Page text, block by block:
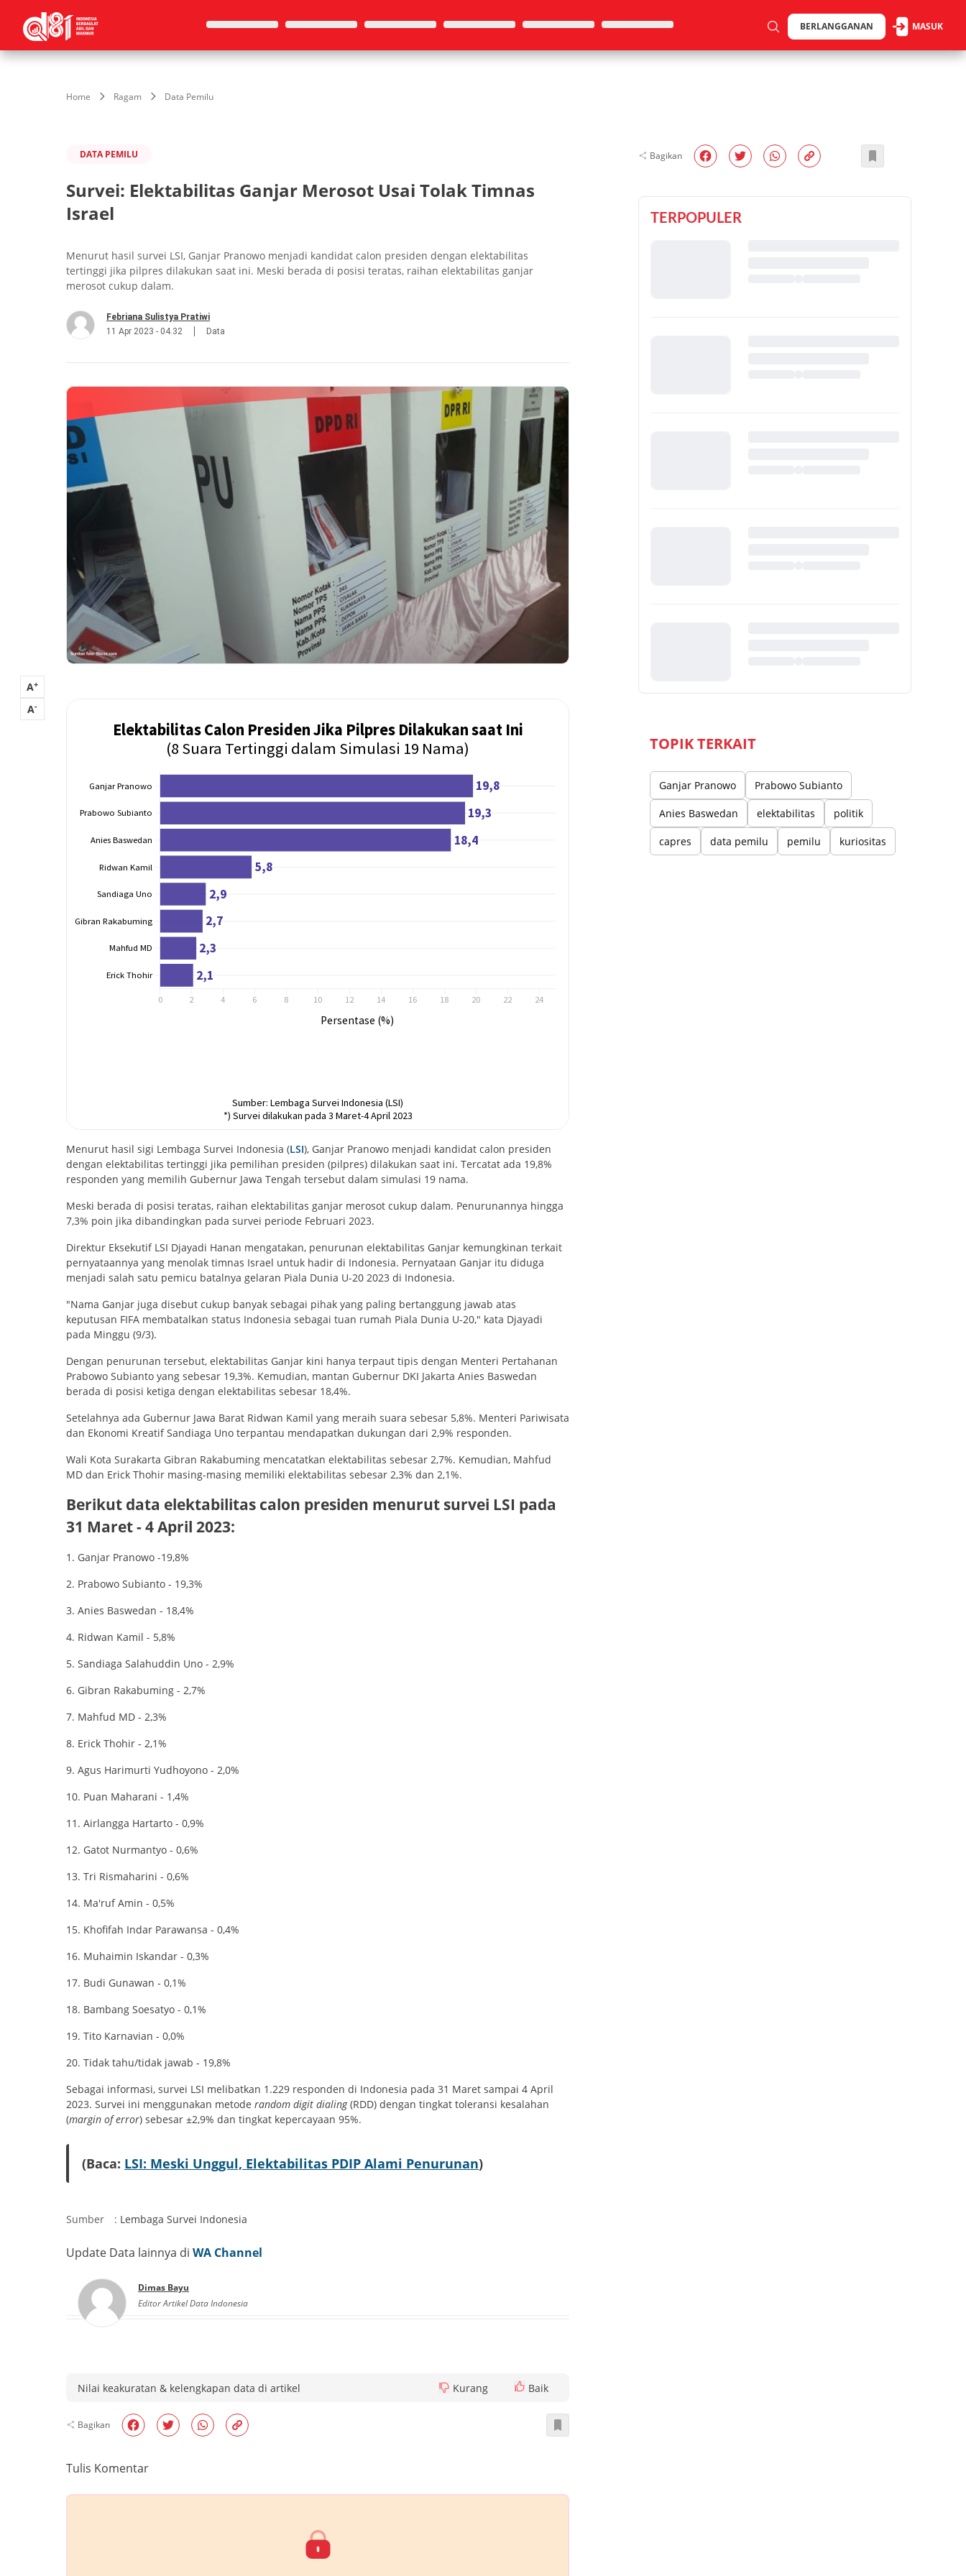
BERLANGGANAN MASUK
Home Ragam Data Pemilu
DATA PEMILU
Survei: Elektabilitas Ganjar Merosot Usai Tolak Timnas
Israel
Menurut hasil survei LSI, Ganjar Pranowo menjadi kandidat calon presiden dengan elektabilitas
tertinggi jika pilpres dilakukan saat ini. Meski berada di posisi teratas, raihan elektabilitas ganjar
merosot cukup dalam.
Febriana Sulistya Pratiwi
11 Apr 2023 - 04.32
Data
A+
A-
Menurut hasil sigi Lembaga Survei Indonesia (LSI), Ganjar Pranowo menjadi kandidat calon presiden
dengan elektabilitas tertinggi jika pemilihan presiden (pilpres) dilakukan saat ini. Tercatat ada 19,8%
responden yang memilih Gubernur Jawa Tengah tersebut dalam simulasi 19 nama.
Meski berada di posisi teratas, raihan elektabilitas ganjar merosot cukup dalam. Penurunannya hingga
7,3% poin jika dibandingkan pada survei periode Februari 2023.
Direktur Eksekutif LSI Djayadi Hanan mengatakan, penurunan elektabilitas Ganjar kemungkinan terkait
pernyataannya yang menolak timnas Israel untuk hadir di Indonesia. Pernyataan Ganjar itu diduga
menjadi salah satu pemicu batalnya gelaran Piala Dunia U-20 2023 di Indonesia.
"Nama Ganjar juga disebut cukup banyak sebagai pihak yang paling bertanggung jawab atas
keputusan FIFA membatalkan status Indonesia sebagai tuan rumah Piala Dunia U-20," kata Djayadi
pada Minggu (9/3).
Dengan penurunan tersebut, elektabilitas Ganjar kini hanya terpaut tipis dengan Menteri Pertahanan
Prabowo Subianto yang sebesar 19,3%. Kemudian, mantan Gubernur DKI Jakarta Anies Baswedan
berada di posisi ketiga dengan elektabilitas sebesar 18,4%.
Setelahnya ada Gubernur Jawa Barat Ridwan Kamil yang meraih suara sebesar 5,8%. Menteri Pariwisata
dan Ekonomi Kreatif Sandiaga Uno terpantau mendapatkan dukungan dari 2,9% responden.
Wali Kota Surakarta Gibran Rakabuming mencatatkan elektabilitas sebesar 2,7%. Kemudian, Mahfud
MD dan Erick Thohir masing-masing memiliki elektabilitas sebesar 2,3% dan 2,1%.
Berikut data elektabilitas calon presiden menurut survei LSI pada
31 Maret - 4 April 2023:
1. Ganjar Pranowo -19,8%
2. Prabowo Subianto - 19,3%
3. Anies Baswedan - 18,4%
4. Ridwan Kamil - 5,8%
5. Sandiaga Salahuddin Uno - 2,9%
6. Gibran Rakabuming - 2,7%
7. Mahfud MD - 2,3%
8. Erick Thohir - 2,1%
9. Agus Harimurti Yudhoyono - 2,0%
10. Puan Maharani - 1,4%
11. Airlangga Hartarto - 0,9%
12. Gatot Nurmantyo - 0,6%
13. Tri Rismaharini - 0,6%
14. Ma'ruf Amin - 0,5%
15. Khofifah Indar Parawansa - 0,4%
16. Muhaimin Iskandar - 0,3%
17. Budi Gunawan - 0,1%
18. Bambang Soesatyo - 0,1%
19. Tito Karnavian - 0,0%
20. Tidak tahu/tidak jawab - 19,8%
Sebagai informasi, survei LSI melibatkan 1.229 responden di Indonesia pada 31 Maret sampai 4 April
2023. Survei ini menggunakan metode random digit dialing(RDD) dengan tingkat toleransi kesalahan
(margin of error) sebesar ±2,9% dan tingkat kepercayaan 95%.
(Baca: LSI: Meski Unggul, Elektabilitas PDIP Alami Penurunan)
Sumber : Lembaga Survei Indonesia
Update Data lainnya di WA Channel
Dimas Bayu
Editor Artikel Data Indonesia
Nilai keakuratan & kelengkapan data di artikel Kurang Baik
Bagikan
Tulis Komentar
Bagikan
TERPOPULER
TOPIK TERKAIT
Ganjar Pranowo Prabowo Subianto
Anies Baswedan elektabilitas politik
capres data pemilu pemilu kuriositas